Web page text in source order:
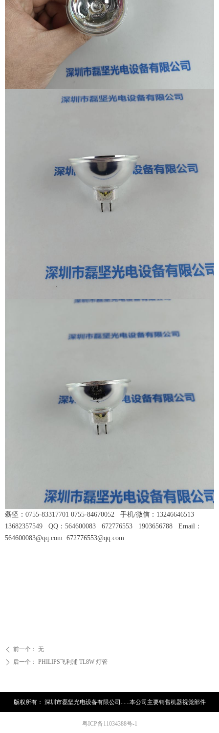
磊坚：0755-83317701 0755-84670052 手机/微信：13246646513
13682357549 QQ：564600083 672776553 1903656788 Email：
564600083@qq.com 672776553@qq.com
ꄴ 前一个： 无
ꄲ 后一个： PHILIPS飞利浦 TL8W 灯管
版权所有： 深圳市磊坚光电设备有限公司......本公司主要销售机器视觉部件
粤ICP备11034388号-1